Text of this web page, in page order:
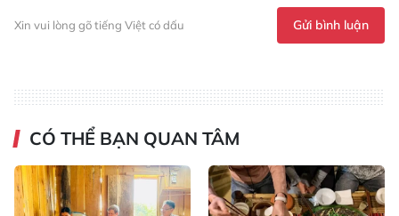
Xin vui lòng gõ tiếng Việt có dấu Gửi bình luận
CÓ THỂ BẠN QUAN TÂM